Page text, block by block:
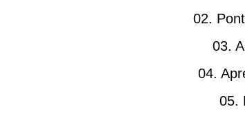
02.
03.
04.